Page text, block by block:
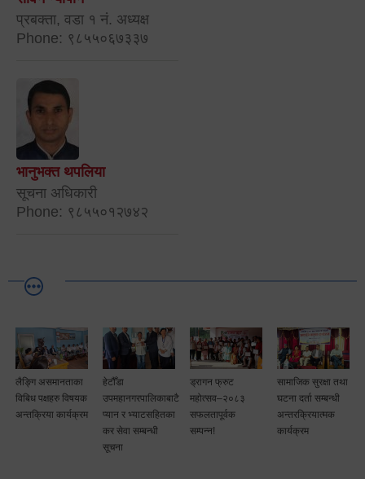
प्रबक्ता, वडा १ नं. अध्यक्ष
Phone: ९८५५०६७३३७
भानुभक्त थपलिया
सूचना अधिकारी
Phone: ९८५५०१२७४२
लैङ्गि असमानताका
विबिध पक्षहरु विषयक
अन्तक्रिया कार्यक्रम
हेटौँडा
उपमहानगरपालिकाबाटै
प्यान र भ्याटसहितका
कर सेवा सम्बन्धी
सूचना
ड्रागन फ्रुट
महोत्सव–२०८३
सफलतापूर्वक
सम्पन्न!
सामाजिक सुरक्षा तथा
घटना दर्ता सम्बन्धी
अन्तरक्रियात्मक
कार्यक्रम